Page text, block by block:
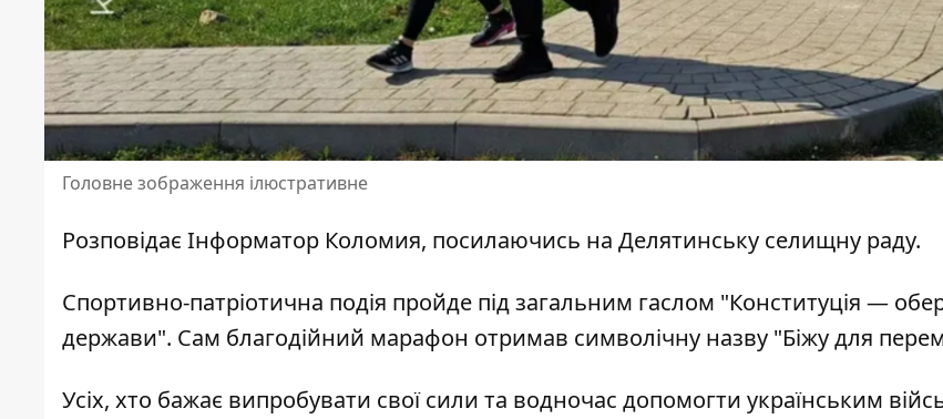
Головне зображення ілюстративне
Розповідає Інформатор Коломия, посилаючись на Делятинську селищну раду.
Спортивно-патріотична подія пройде під загальним гаслом "Конституція —
держави". Сам благодійний марафон отримав символічну назву "Біжу для
Усіх, хто бажає випробувати свої сили та водночас допомогти українським